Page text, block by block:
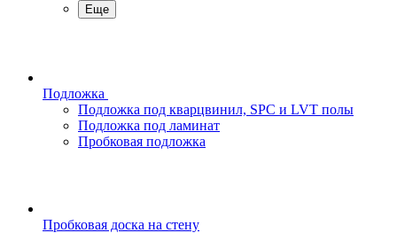
Еще
Подложка
Подложка под кварцвинил, SPC и LVT полы
Подложка под ламинат
Пробковая подложка
Пробковая доска на стену